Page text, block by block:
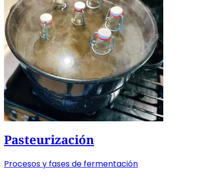
Pasteurización
Procesos y fases de fermentación